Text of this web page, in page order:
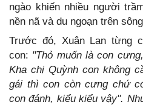
ngào khiến nhiều người
nền nã và du ngoạn trên
Trước đó, Xuân Lan từng
con: "Thỏ muốn là con
Kha chị Quỳnh con không
gái thì con còn cưng chứ
con đánh, kiểu kiểu vậy".